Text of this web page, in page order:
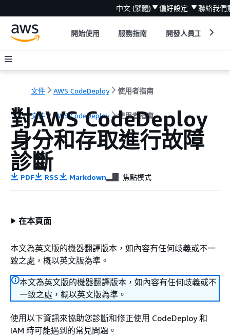
中文 (繁體) 偏好設定 聯絡我們
開始使用 服務指南 開發人員工具
文件 AWS CodeDeploy 使用者指南
文件 AWS CodeDeploy 使用者指南
對AWS CodeDeploy
身分和存取進行故障
診斷
PDF RSS Markdown 焦點模式
在本頁面
本文為英文版的機器翻譯版本，如內容有任何歧義或不一
致之處，概以英文版為準。
本文為英文版的機器翻譯版本，如內容有任何歧義或不
一致之處，概以英文版為準。
使用以下資訊來協助您診斷和修正使用 CodeDeploy 和
IAM 時可能遇到的常見問題。